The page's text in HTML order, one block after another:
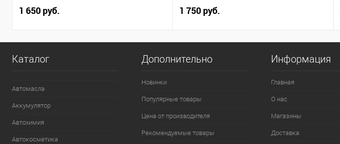
1 650 руб. 1 750 руб.
Каталог
Автомасла
Аккумулятор
Автохимия
Автокосметика
Дополнительно
Новинки
Популярные товары
Цена от производителя
Рекомендуемые товары
Информация
Главная
О нас
Магазины
Доставка